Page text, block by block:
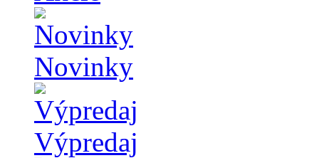
Novinky
Výpredaj